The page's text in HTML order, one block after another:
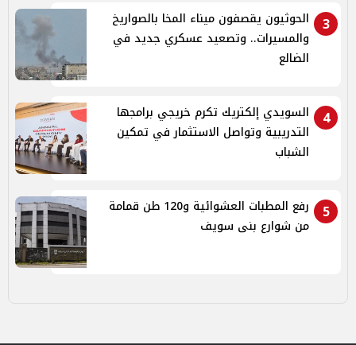
3
الحوثيون يقصفون ميناء المخا بالصواريخ
والمسيرات.. وتصعيد عسكري جديد في
الضالع
4
السويدي إلكتريك تكرم خريجي برامجها
التدريبية وتواصل الاستثمار في تمكين
الشباب
5
رفع المطبات العشوائية و120 طن قمامة
من شوارع بنى سويف